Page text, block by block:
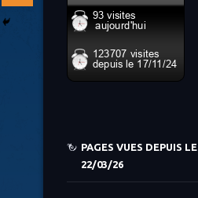
PAGES VUES DEPUIS LE
22/03/26